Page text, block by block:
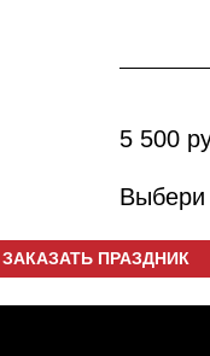
5 500
Выбери
ЗАКАЗАТЬ ПРАЗДНИК